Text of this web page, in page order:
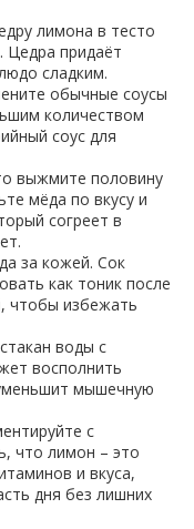
лимона в тесто
Цедра придаёт
сладким.
обычные соусы
количеством
соус для
выжмите половину
мёда по вкусу и
согреет в
за кожей. Сок
как тоник после
чтобы избежать
воды с
восполнить
мышечную
с
что лимон – это
и вкуса,
дня без лишних